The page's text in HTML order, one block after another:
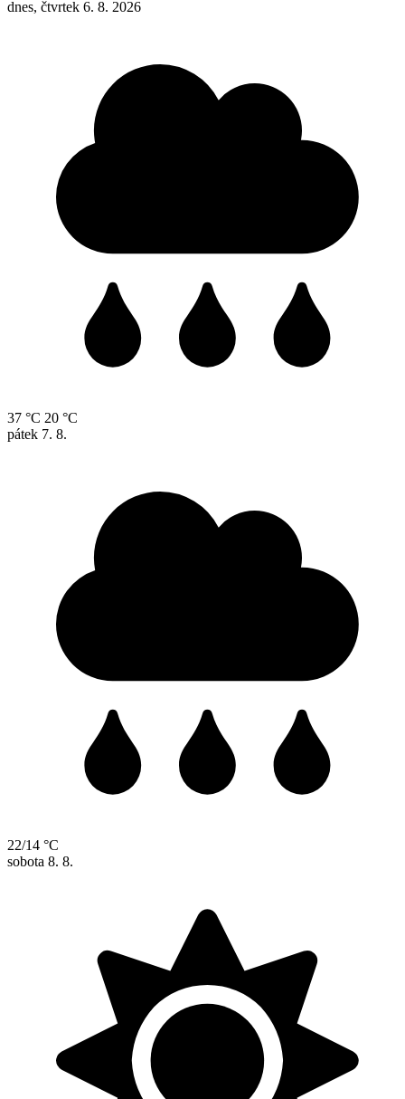
dnes, čtvrtek 6. 8. 2026
37 °C 20 °C
pátek 7. 8.
22/14 °C
sobota 8. 8.